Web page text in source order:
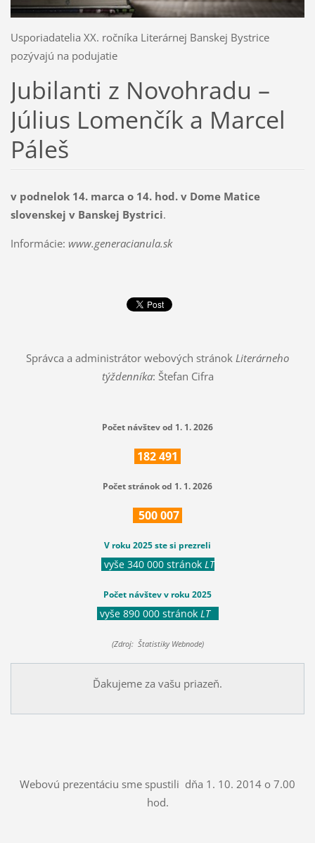
Usporiadatelia XX. ročníka Literárnej Banskej Bystrice
pozývajú na podujatie
Jubilanti z Novohradu –
Július Lomenčík a Marcel
Páleš
v podnelok 14. marca o 14. hod. v Dome Matice
slovenskej v Banskej Bystrici.
Informácie: www.generacianula.sk
Správca a administrátor webových stránok Literárneho
týždenníka: Štefan Cifra
Počet návštev od 1. 1. 2026
182491
Počet stránok od 1. 1. 2026
500007
V roku 2025 ste si prezreli
vyše 340 000 stránok LT
Počet návštev v roku 2025
vyše 890 000 stránok LT
(Zdroj: Štatistiky Webnode)
Ďakujeme za vašu priazeň.
Webovú prezentáciu sme spustili dňa 1. 10. 2014 o 7.00
hod.